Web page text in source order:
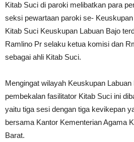
Kitab Suci di paroki melibatkan para
seksi pewartaan paroki se-
Kitab Suci Keuskupan Labuan Bajo
Ramlino Pr selaku ketua komisi dan
sebagai ahli Kitab Suci.
Mengingat wilayah Keuskupan
pembekalan fasilitator Kitab Suci ini
yaitu tiga sesi dengan tiga kevikepan
bersama Kantor Kementerian Agama
Barat.